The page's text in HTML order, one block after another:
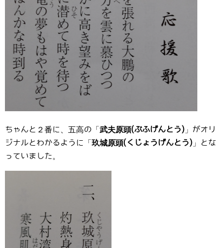
ちゃんと２番に、五高の「 武夫原頭(ぶふげんとう) 」がオリ
ジナルとわかるように「 玖城原頭(くじょうげんとう) 」とな
っていました。